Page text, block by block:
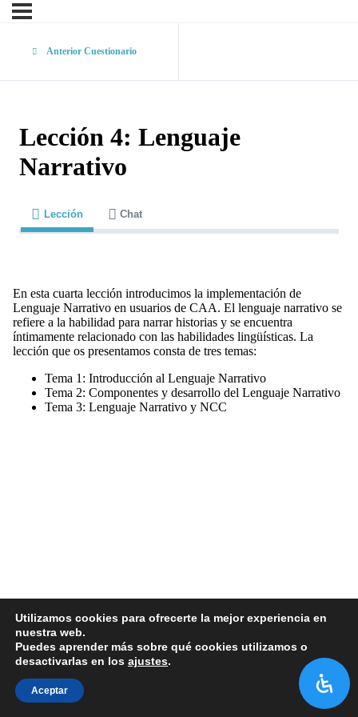
Anterior Cuestionario
Lección 4: Lenguaje
Narrativo
Lección Chat
En esta cuarta lección introducimos la implementación de
Lenguaje Narrativo en usuarios de CAA. El lenguaje narrativo se
refiere a la habilidad para narrar historias y se encuentra
íntimamente relacionado con las habilidades lingüísticas. La
lección que os presentamos consta de tres temas:
Tema 1: Introducción al Lenguaje Narrativo
Tema 2: Componentes y desarrollo del Lenguaje Narrativo
Tema 3: Lenguaje Narrativo y NCC
Utilizamos cookies para ofrecerte la mejor experiencia en
nuestra web.
Puedes aprender más sobre qué cookies utilizamos o
desactivarlas en los ajustes.
Aceptar